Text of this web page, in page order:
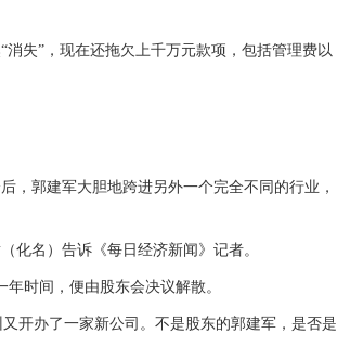
失”，现在还拖欠上千万元款项，包括管理费以
，郭建军大胆地跨进另外一个完全不同的行业，
化名）告诉《每日经济新闻》记者。
时间，便由股东会决议解散。
开办了一家新公司。不是股东的郭建军，是否是